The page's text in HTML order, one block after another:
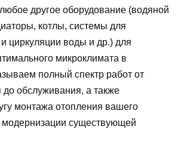
другое оборудование (водяной
котлы, системы для
циркуляции воды и др.) для
микроклимата в
полный спектр работ от
до обслуживания, а также
монтажа отопления вашего
модернизации существующей